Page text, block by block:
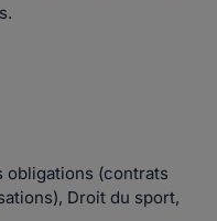
obligations (contrats
Droit du sport,